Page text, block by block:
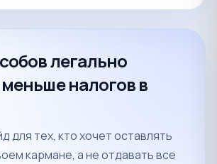
легально
налогов в
для тех, кто хочет оставлять
кармане, а не отдавать все